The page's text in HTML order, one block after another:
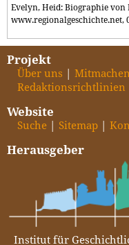
Evelyn, Heid: Biographie von
www.regionalgeschichte.net,
Projekt
Über uns Mitmachen
Redaktionsrichtlinien
Website
Suche Sitemap
Herausgeber
Institut für